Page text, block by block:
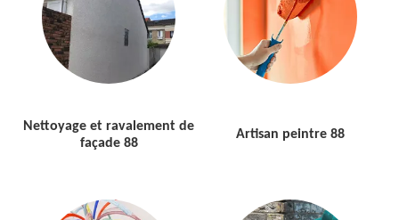
Nettoyage et ravalement de
façade 88
Artisan peintre 88